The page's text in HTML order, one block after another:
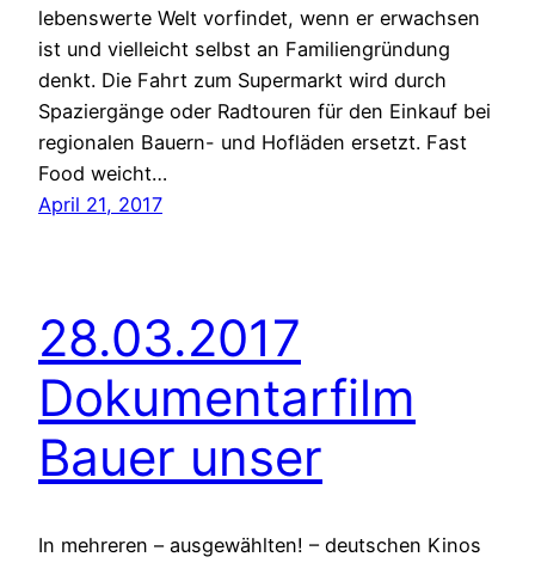
lebenswerte Welt vorfindet, wenn er erwachsen
ist und vielleicht selbst an Familiengründung
denkt. Die Fahrt zum Supermarkt wird durch
Spaziergänge oder Radtouren für den Einkauf bei
regionalen Bauern- und Hofläden ersetzt. Fast
Food weicht…
April 21, 2017
28.03.2017
Dokumentarfilm
Bauer unser
In mehreren – ausgewählten! – deutschen Kinos